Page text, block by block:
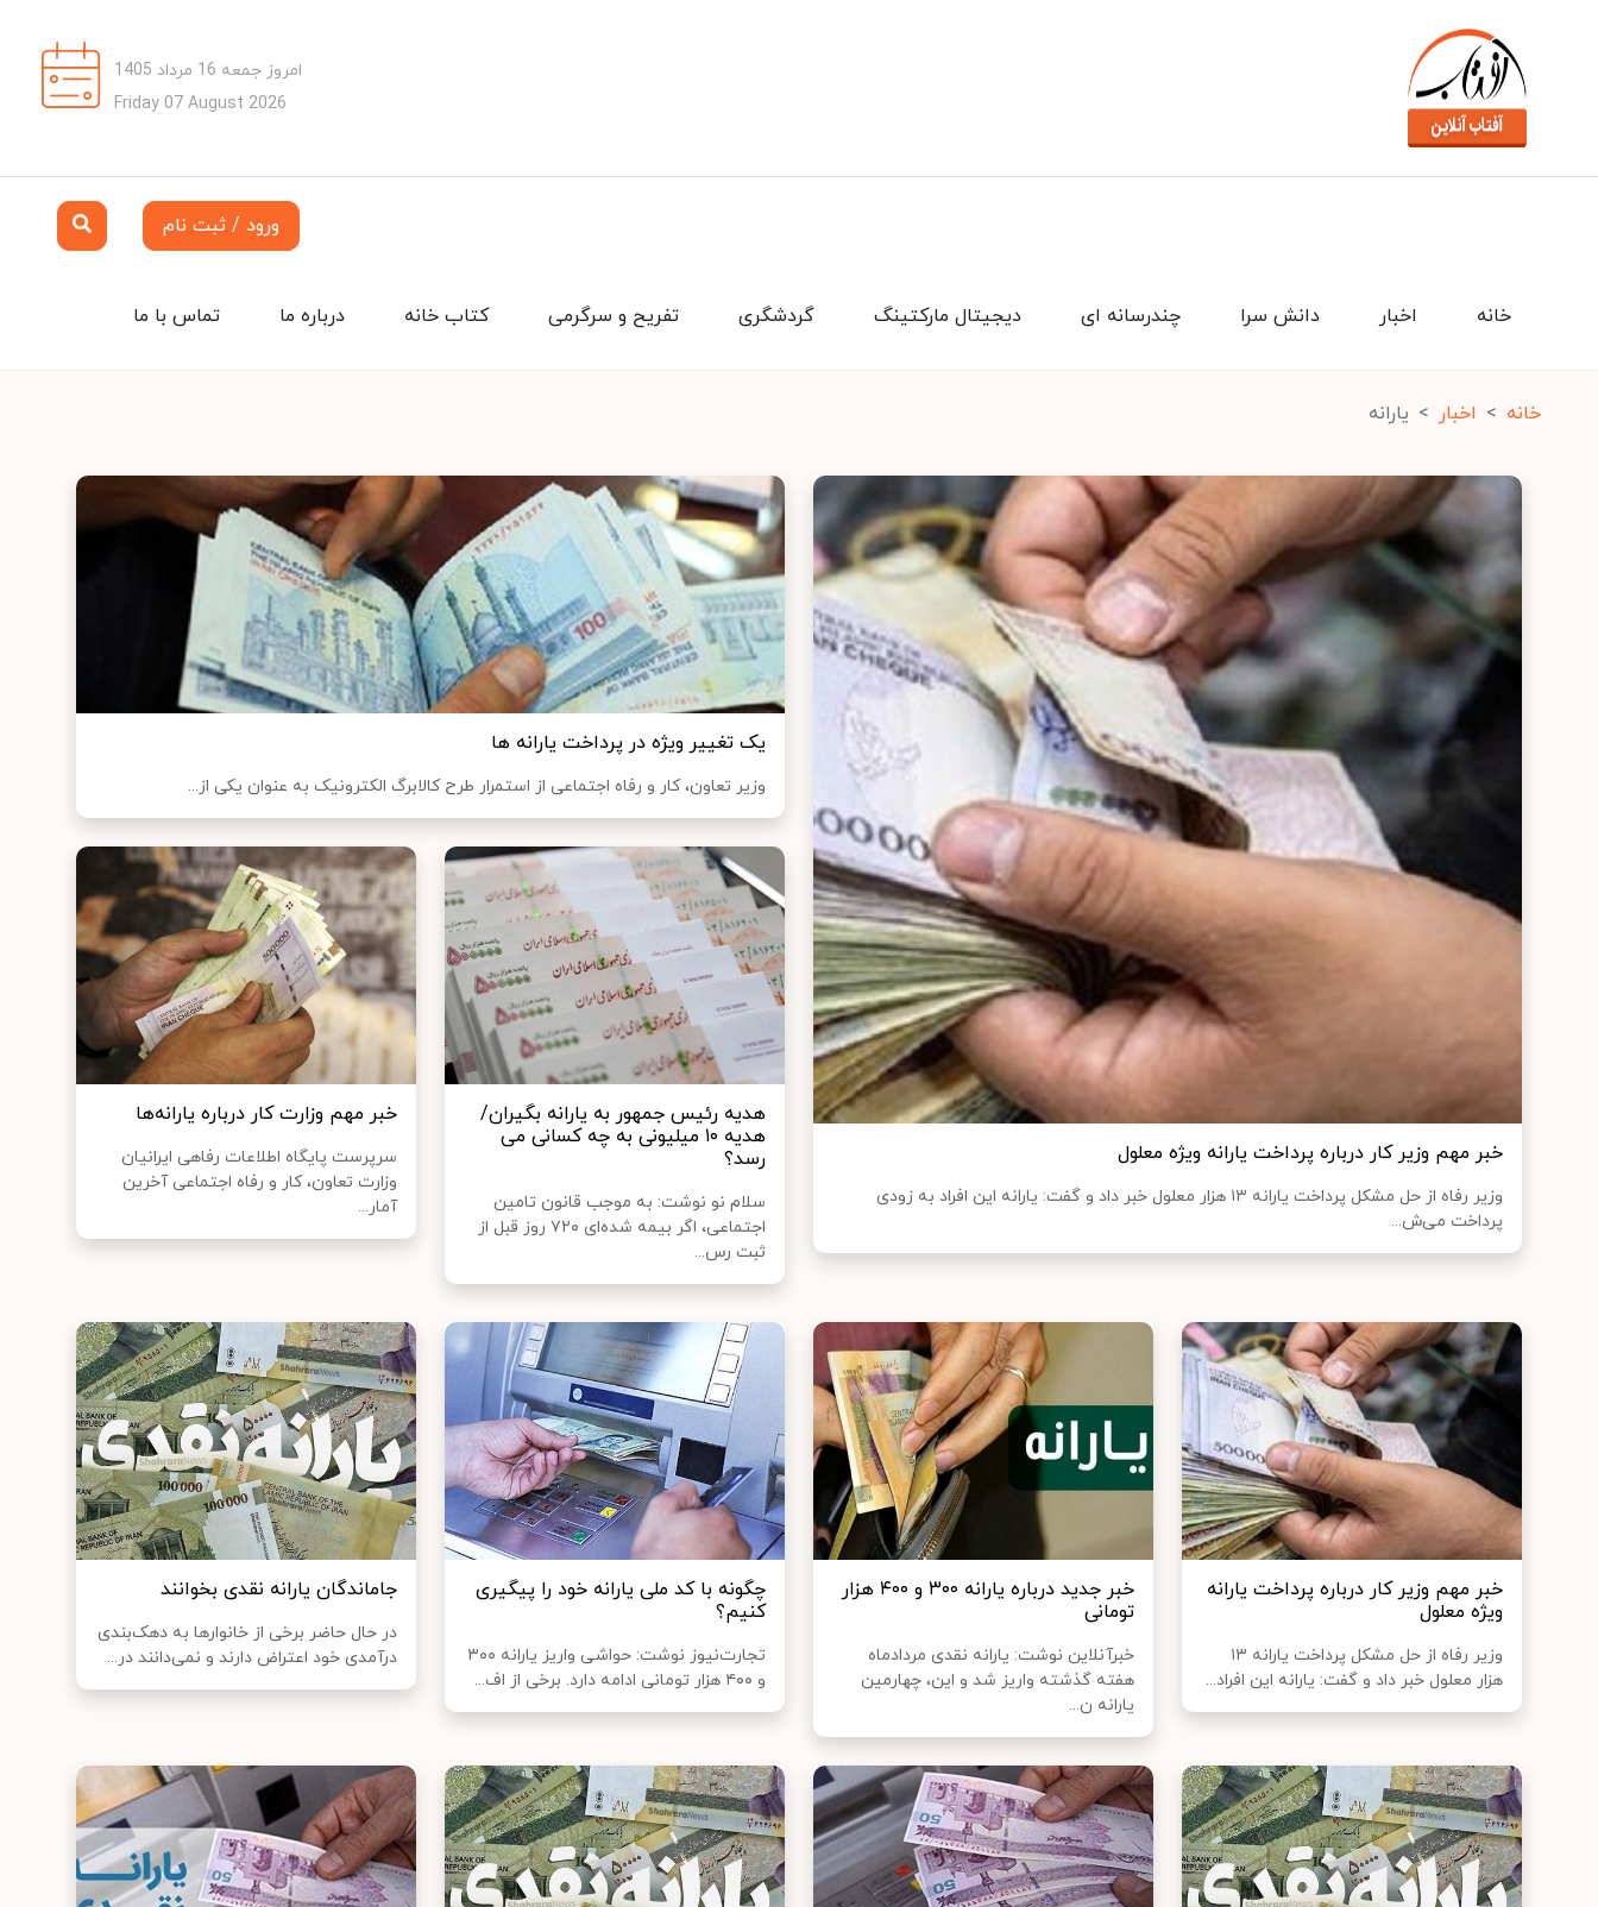
امروز جمعه 16 مرداد 1405
Friday 07 August 2026
ورود / ثبت نام
تماس با ما درباره ما کتاب خانه تفریح و سرگرمی گردشگری دیجیتال مارکتینگ چندرسانه ای دانش سرا اخبار خانه
خانه اخبار یارانه
خبر مهم وزیر کار درباره پرداخت یارانه ویژه معلول
وزیر رفاه از حل مشکل پرداخت یارانه ۱۳ هزار معلول خبر داد و گفت: یارانه این افراد به زودی
پرداخت می‌ش...
یک تغییر ویژه در پرداخت یارانه‌ ها
وزیر تعاون، کار و رفاه اجتماعی از استمرار طرح کالابرگ الکترونیک به عنوان یکی از...
هدیه رئیس جمهور به یارانه بگیران/
هدیه ۱۰ میلیونی به چه کسانی می
رسد؟
سلام نو نوشت: به موجب قانون تامین
اجتماعی، اگر بیمه شده‌ای ۷۲۰ روز قبل از
ثبت رس...
خبر مهم وزارت کار درباره یارانه‌ها
سرپرست پایگاه اطلاعات رفاهی ایرانیان
وزارت تعاون، کار و رفاه اجتماعی آخرین
آمار...
خبر مهم وزیر کار درباره پرداخت یارانه
ویژه معلول
وزیر رفاه از حل مشکل پرداخت یارانه ۱۳
هزار معلول خبر داد و گفت: یارانه این افراد...
خبر جدید درباره یارانه ۳۰۰ و ۴۰۰ هزار
تومانی
خبرآنلاین نوشت: یارانه نقدی مردادماه
هفته گذشته واریز شد و این، چهارمین
یارانه ن...
چگونه با کد ملی یارانه خود را پیگیری
کنیم؟
تجارت‌نیوز نوشت: حواشی واریز یارانه ۳۰۰
و ۴۰۰ هزار تومانی ادامه دارد. برخی از اف...
جاماندگان یارانه نقدی بخوانند
در حال حاضر برخی از خانوارها به دهک‌بندی
درآمدی خود اعتراض دارند و نمی‌دانند در...